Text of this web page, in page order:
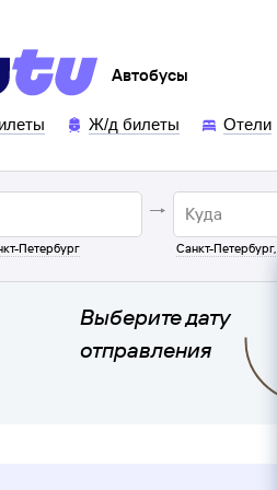
Автобусы
Ж/д билеты Отели
Петербург Санкт-Петербург,
Выберите дату
отправления